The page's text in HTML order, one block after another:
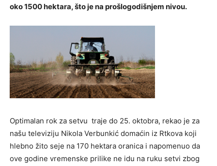
oko 1500 hektara, što je na prošlogodišnjem nivou.
Optimalan rok za setvu traje do 25. oktobra, rekao je za
našu televiziju Nikola Verbunkić domaćin iz Rtkova koji
hlebno žito seje na 170 hektara oranica i napomenuo da
ove godine vremenske prilike ne idu na ruku setvi zbog